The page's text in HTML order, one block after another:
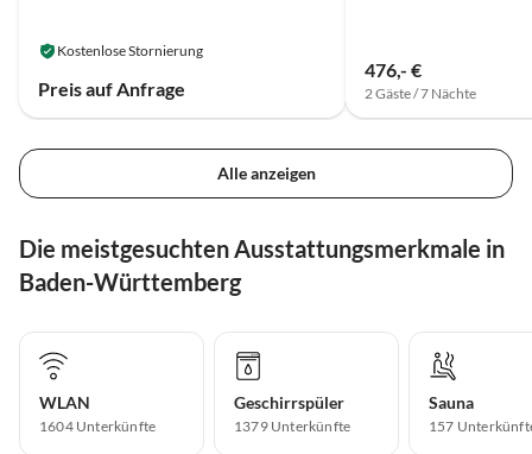
Kostenlose Stornierung
Preis auf Anfrage
476,- €
2 Gäste / 7 Nächte
Alle anzeigen
Die meistgesuchten Ausstattungsmerkmale in
Baden-Württemberg
WLAN
1604 Unterkünfte
Geschirrspüler
1379 Unterkünfte
Sauna
157